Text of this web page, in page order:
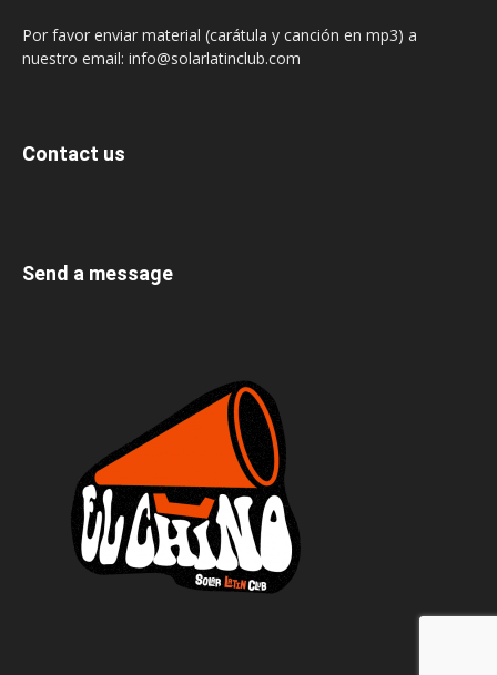
Por favor enviar material (carátula y canción en mp3) a
nuestro email: info@solarlatinclub.com
Contact us
Send a message